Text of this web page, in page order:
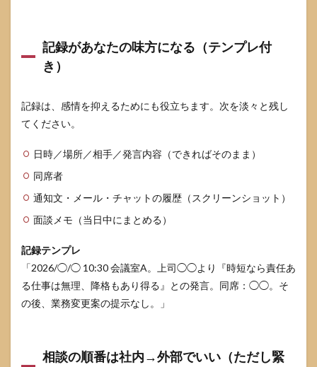
記録があなたの味方になる（テンプレ付
き）
記録は、感情を抑えるためにも役立ちます。次を淡々と残し
てください。
日時／場所／相手／発言内容（できればそのまま）
同席者
通知文・メール・チャットの履歴（スクリーンショット）
面談メモ（当日中にまとめる）
記録テンプレ
「2026/◯/◯ 10:30 会議室A。上司◯◯より『時短なら責任あ
る仕事は無理、降格もあり得る』との発言。同席：◯◯。そ
の後、業務変更案の提示なし。」
相談の順番は社内→外部でいい（ただし緊